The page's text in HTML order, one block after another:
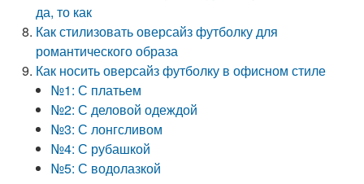
да, то как
Как стилизовать оверсайз футболку для
романтического образа
Как носить оверсайз футболку в офисном стиле
№1: С платьем
№2: С деловой одеждой
№3: С лонгсливом
№4: С рубашкой
№5: С водолазкой